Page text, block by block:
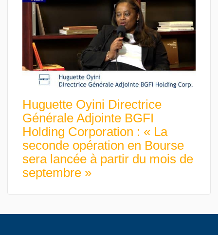
Huguette Oyini Directrice
Générale Adjointe BGFI
Holding Corporation : « La
seconde opération en Bourse
sera lancée à partir du mois de
septembre »